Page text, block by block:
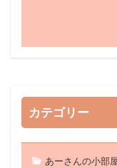
カテゴリー
あーさんの小部